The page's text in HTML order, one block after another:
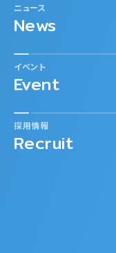
ニュース
News
イベント
Event
採用情報
Recruit